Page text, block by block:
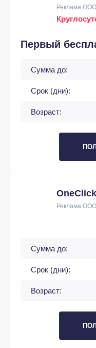
Реклама
Первый
Сумма до:
Срок (дни):
Возраст:
Реклама
Сумма до:
Срок (дни):
Возраст: